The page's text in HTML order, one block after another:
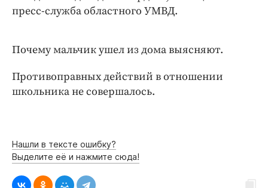
пресс-служба областного УМВД.
Почему мальчик ушел из дома выясняют.
Противоправных действий в отношении
школьника не совершалось.
Нашли в тексте ошибку?
Выделите её и нажмите сюда!